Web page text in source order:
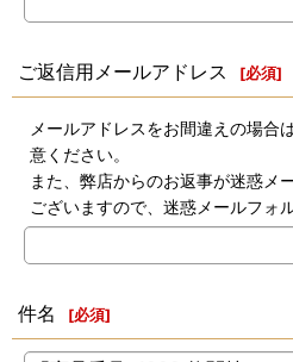
ご返信用メールアドレス [必須]
メールアドレスをお間違えの場合
意ください。
また、弊店からのお返事が迷惑メ
ございますので、迷惑メールフォ
件名 [必須]